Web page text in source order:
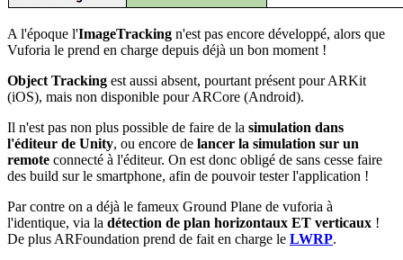
A l'époque l'ImageTracking n'est pas encore développé, alors que
Vuforia le prend en charge depuis déjà un bon moment !
Object Tracking est aussi absent, pourtant présent pour ARKit
(iOS), mais non disponible pour ARCore (Android).
Il n'est pas non plus possible de faire de la simulation dans
l'éditeur de Unity, ou encore de lancer la simulation sur un
remote connecté à l'éditeur. On est donc obligé de sans cesse faire
des build sur le smartphone, afin de pouvoir tester l'application !
Par contre on a déjà le fameux Ground Plane de vuforia à
l'identique, via la détection de plan horizontaux ET verticaux !
De plus ARFoundation prend de fait en charge le LWRP.